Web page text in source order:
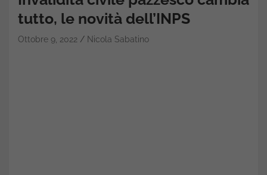
tutto, le novità dell’INPS
Ottobre 9, 2022 Nicola Sabatino